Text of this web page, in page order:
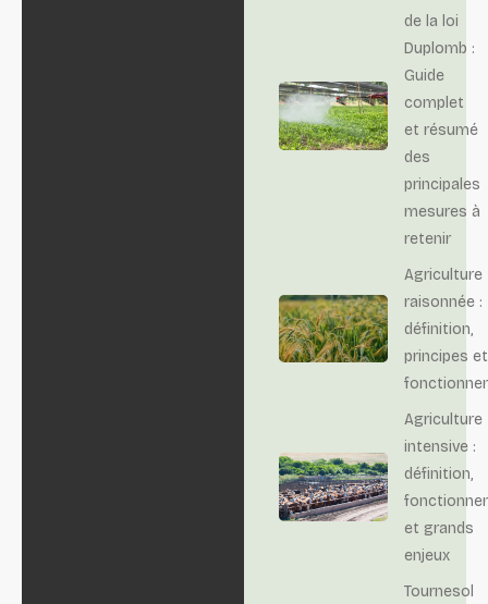
de la loi
Duplomb :
Guide
complet
et résumé
des
principales
mesures à
retenir
Agriculture
raisonnée :
définition,
principes et
Agriculture
intensive :
définition,
et grands
enjeux
Tournesol